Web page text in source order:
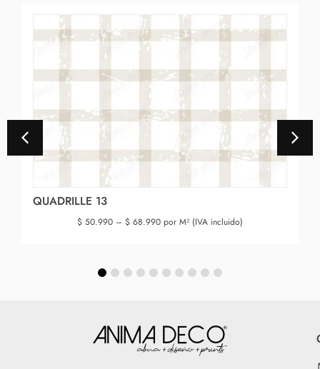
QUADRILLE 13
$ 50.990 – $ 68.990 por M² (IVA incluido)